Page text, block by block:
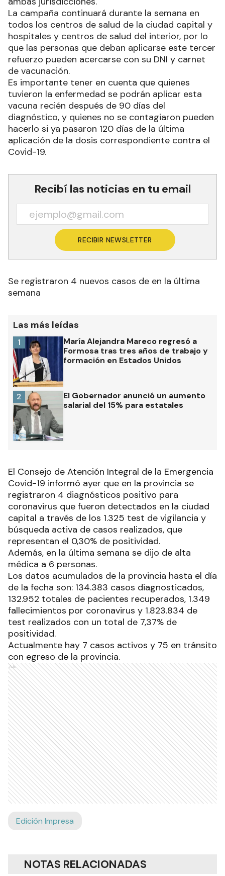
La campaña continuará durante la semana en
todos los centros de salud de la ciudad capital y
hospitales y centros de salud del interior, por lo
que las personas que deban aplicarse este tercer
refuerzo pueden acercarse con su DNI y carnet
de vacunación.
Es importante tener en cuenta que quienes
tuvieron la enfermedad se podrán aplicar esta
vacuna recién después de 90 días del
diagnóstico, y quienes no se contagiaron pueden
hacerlo si ya pasaron 120 días de la última
aplicación de la dosis correspondiente contra el
Covid-19.
Recibí las noticias en tu email
RECIBIR NEWSLETTER
Se registraron 4 nuevos casos de en la última
semana
Las más leídas
María Alejandra Mareco regresó a
Formosa tras tres años de trabajo y
formación en Estados Unidos
1
El Gobernador anunció un aumento
salarial del 15% para estatales
2
El Consejo de Atención Integral de la Emergencia
Covid-19 informó ayer que en la provincia se
registraron 4 diagnósticos positivo para
coronavirus que fueron detectados en la ciudad
capital a través de los 1.325 test de vigilancia y
búsqueda activa de casos realizados, que
representan el 0,30% de positividad.
Además, en la última semana se dijo de alta
médica a 6 personas.
Los datos acumulados de la provincia hasta el día
de la fecha son: 134.383 casos diagnosticados,
132.952 totales de pacientes recuperados, 1.349
fallecimientos por coronavirus y 1.823.834 de
test realizados con un total de 7,37% de
positividad.
Actualmente hay 7 casos activos y 75 en tránsito
con egreso de la provincia.
Ads
Edición Impresa
NOTAS RELACIONADAS